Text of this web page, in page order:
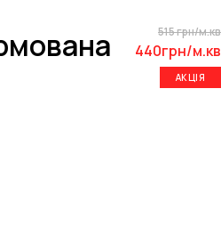
515 грн/м.кв
440грн/м.кв
АКЦІЯ